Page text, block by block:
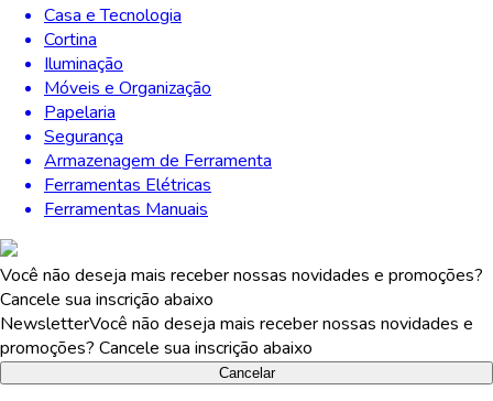
Casa e Tecnologia
Cortina
Iluminação
Móveis e Organização
Papelaria
Segurança
Armazenagem de Ferramenta
Ferramentas Elétricas
Ferramentas Manuais
Você não deseja mais receber nossas novidades e promoções?
Cancele sua inscrição abaixo
NewsletterVocê não deseja mais receber nossas novidades e
promoções? Cancele sua inscrição abaixo
Cancelar